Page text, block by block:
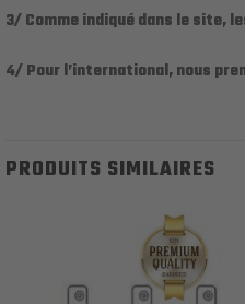
3/ Comme indiqué dans le site,
4/ Pour l’international, nous
PRODUITS SIMILAIRES